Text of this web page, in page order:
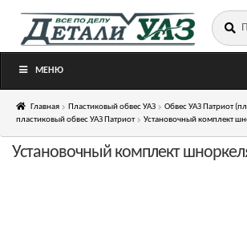
Перейти
Перейти
Искать:
МЕНЮ
Главная Пластиковый обвес УАЗ Обвес УАЗ Патриот
пластиковый обвес УАЗ Патриот
Установочный комплект
Установочный комплект